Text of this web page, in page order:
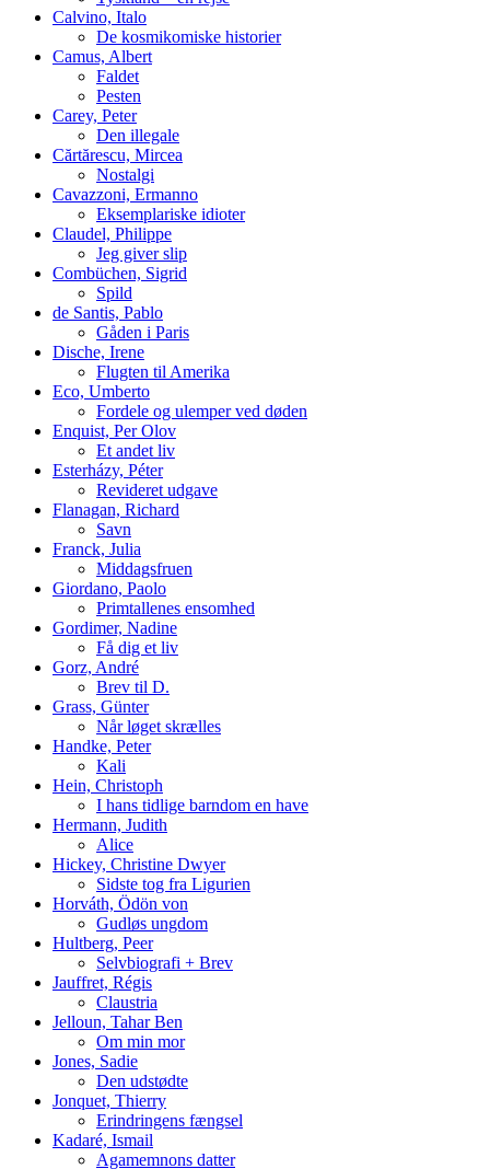
Calvino, Italo
De kosmikomiske historier
Camus, Albert
Faldet
Pesten
Carey, Peter
Den illegale
Cărtărescu, Mircea
Nostalgi
Cavazzoni, Ermanno
Eksemplariske idioter
Claudel, Philippe
Jeg giver slip
Combüchen, Sigrid
Spild
de Santis, Pablo
Gåden i Paris
Dische, Irene
Flugten til Amerika
Eco, Umberto
Fordele og ulemper ved døden
Enquist, Per Olov
Et andet liv
Esterházy, Péter
Revideret udgave
Flanagan, Richard
Savn
Franck, Julia
Middagsfruen
Giordano, Paolo
Primtallenes ensomhed
Gordimer, Nadine
Få dig et liv
Gorz, André
Brev til D.
Grass, Günter
Når løget skrælles
Handke, Peter
Kali
Hein, Christoph
I hans tidlige barndom en have
Hermann, Judith
Alice
Hickey, Christine Dwyer
Sidste tog fra Ligurien
Horváth, Ödön von
Gudløs ungdom
Hultberg, Peer
Selvbiografi + Brev
Jauffret, Régis
Claustria
Jelloun, Tahar Ben
Om min mor
Jones, Sadie
Den udstødte
Jonquet, Thierry
Erindringens fængsel
Kadaré, Ismail
Agamemnons datter